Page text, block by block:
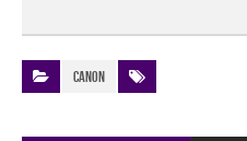
Canon